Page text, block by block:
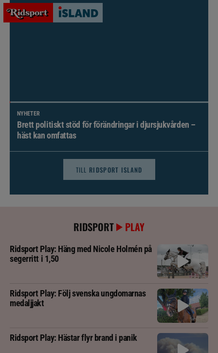
NYHETER
Brett politiskt stöd för förändringar i djursjukvården –
häst kan omfattas
TILL RIDSPORT ISLAND
RIDSPORT PLAY
Ridsport Play: Häng med Nicole Holmén på
segerritt i 1,50
Ridsport Play: Följ svenska ungdomarnas
medaljjakt
Ridsport Play: Hästar flyr brand i panik